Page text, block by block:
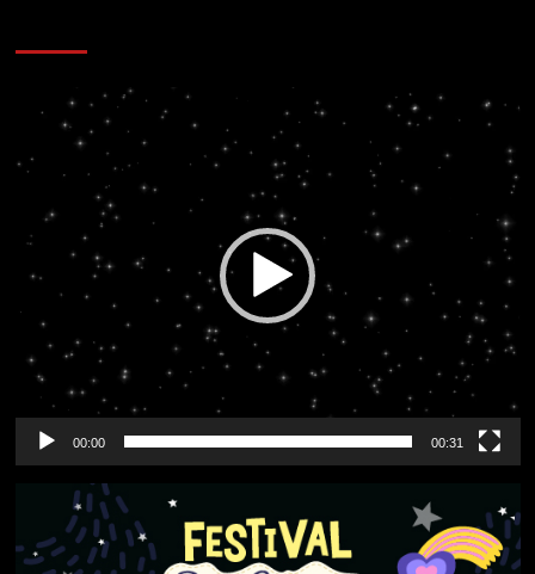
Reproductor
vídeo
00:00 00:31